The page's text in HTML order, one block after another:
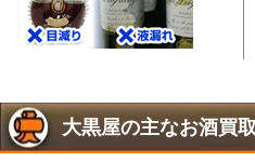
大黒屋の主なお酒買